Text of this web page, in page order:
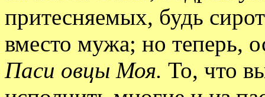
притесняемых, будь
вместо мужа; но теперь,
Паси овцы Моя. То, что